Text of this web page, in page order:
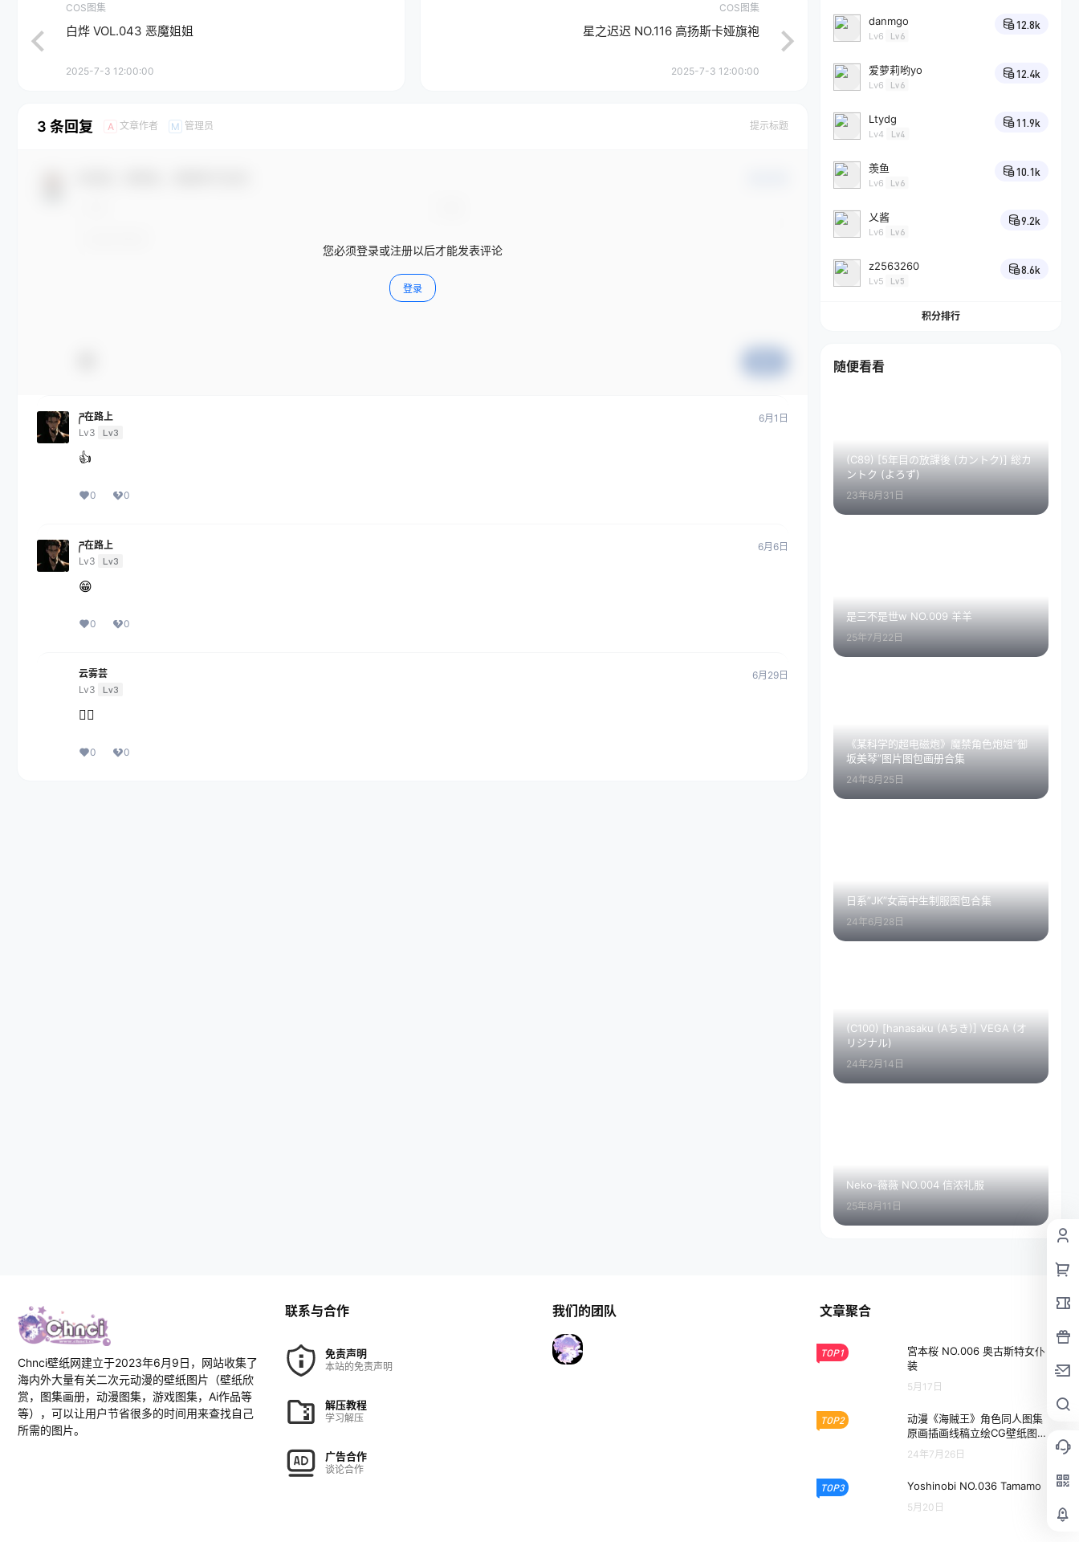
COS图集
白烨 VOL.043 恶魔姐姐
2025-7-3 12:00:00
COS图集
星之迟迟 NO.116 高扬斯卡娅旗袍
2025-7-3 12:00:00
3 条回复 A 文章作者 M 管理员 提示标题
您必须登录或注册以后才能发表评论
登录
ཌ在路上
Lv3
Lv3
6月1日
👍
0 0
ཌ在路上
Lv3
Lv3
6月6日
😁
0 0
云雾芸
Lv3
Lv3
6月29日
👍🏻
0 0
danmgo
Lv6 Lv6
12.8k
爱萝莉哟yo
Lv6 Lv6
12.4k
Ltydg
Lv4 Lv4
11.9k
羡鱼
Lv6 Lv6
10.1k
乂酱
Lv6 Lv6
9.2k
z2563260
Lv5 Lv5
8.6k
积分排行
随便看看
(C89) [5年目の放課後 (カントク)] 総カ
ントク (よろず)
23年8月31日
是三不是世w NO.009 羊羊
25年7月22日
《某科学的超电磁炮》魔禁角色炮姐”御
坂美琴”图片图包画册合集
24年8月25日
日系”JK”女高中生制服图包合集
24年6月28日
(C100) [hanasaku (Aちき)] VEGA (オ
リジナル)
24年2月14日
Neko-薇薇 NO.004 信浓礼服
25年8月11日
Chnci壁纸网建立于2023年6月9日，网站收集了
海内外大量有关二次元动漫的壁纸图片（壁纸欣
赏，图集画册，动漫图集，游戏图集，Ai作品等
等），可以让用户节省很多的时间用来查找自己
所需的图片。
联系与合作
免责声明
本站的免责声明
解压教程
学习解压
广告合作
谈论合作
我们的团队 文章聚合
TOP1
宮本桜 NO.006 奥古斯特女仆
装
5月17日
TOP2
动漫《海贼王》角色同人图集
原画插画线稿立绘CG壁纸图片
素材美术资料
24年7月26日
TOP3 Yoshinobi NO.036 Tamamo
5月20日